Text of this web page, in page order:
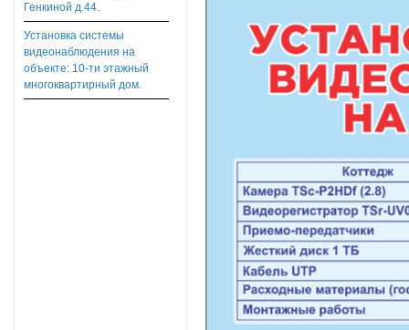
Генкиной д.44.
Установка системы
видеонаблюдения на
объекте: 10-ти этажный
многоквартирный дом.